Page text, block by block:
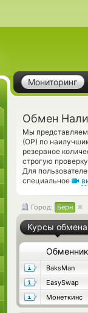
Мониторинг
Обмен
Мы
(OP) по
резервное
строгую
Для
специальное
Город: Берн
Курсы обмена
Обменник
BaksMan
EasySwap
Монеткинс